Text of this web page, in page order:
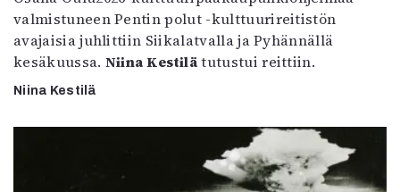
valmistuneen Pentin polut -kulttuurireitistön
avajaisia juhlittiin Siikalatvalla ja Pyhännällä
kesäkuussa. Niina Kestilätutustui reittiin.
Niina Kestilä